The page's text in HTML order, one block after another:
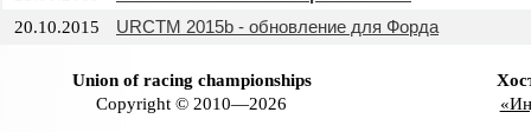
20.10.2015 URCTM 2015b - обновление для Форда
Union of racing championships
Copyright © 2010—2026